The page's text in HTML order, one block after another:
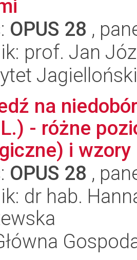
OPUS 28 ,
prof. Jan
Jagielloński
na
- różne
i
OPUS 28 ,
dr hab.